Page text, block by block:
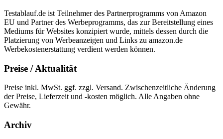
Testablauf.de ist Teilnehmer des Partnerprogramms von Amazon
EU und Partner des Werbeprogramms, das zur Bereitstellung eines
Mediums für Websites konzipiert wurde, mittels dessen durch die
Platzierung von Werbeanzeigen und Links zu amazon.de
Werbekostenerstattung verdient werden können.
Preise / Aktualität
Preise inkl. MwSt. ggf. zzgl. Versand. Zwischenzeitliche Änderung
der Preise, Lieferzeit und -kosten möglich. Alle Angaben ohne
Gewähr.
Archiv